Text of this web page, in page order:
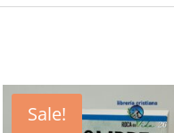
Sale!